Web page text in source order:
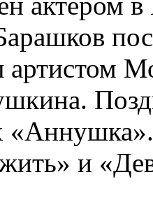
артистом
и